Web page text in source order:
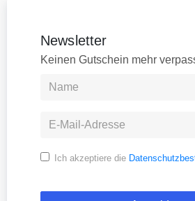
Newsletter
Keinen Gutschein mehr
Ich akzeptiere die